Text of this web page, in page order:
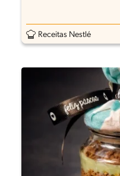
Receitas Nestlé